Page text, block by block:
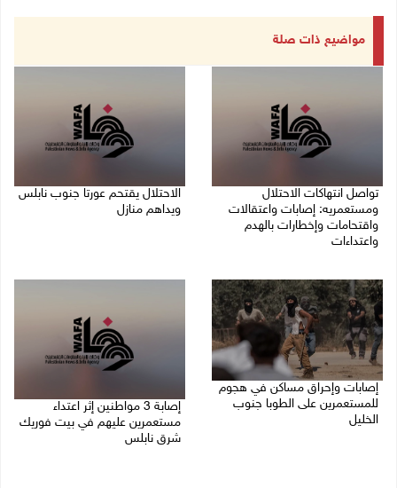
مواضيع ذات صلة
تواصل انتهاكات الاحتلال
ومستعمريه: إصابات واعتقالات
واقتحامات وإخطارات بالهدم
واعتداءات
الاحتلال يقتحم عورتا جنوب نابلس
ويداهم منازل
إصابات وإحراق مساكن في هجوم
للمستعمرين على الطوبا جنوب
الخليل
إصابة 3 مواطنين إثر اعتداء
مستعمرين عليهم في بيت فوريك
شرق نابلس